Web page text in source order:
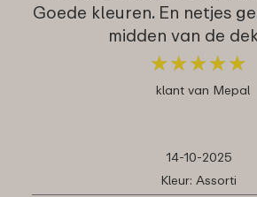
Goede kleuren. En netjes
midden van de
★★★★★
★★★★★
klant van Mepal
14-10-2025
Kleur: Assorti